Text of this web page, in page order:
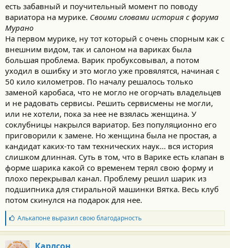
есть забавный и поучительный момент по поводу
вариатора на мурике. Своими словами история с форума
Мурано
На первом мурике, ну тот который с очень спорным как с
внешним видом, так и салоном на вариках была
большая проблема. Варик пробуксовывал, а потом
уходил в ошибку и это могло уже провялятся, начиная c
50 кило километров. По началу решалось только
заменой каробаса, что не могло не огорчать владельцев
и не радовать сервисы. Решить сервисмены не могли,
или не хотели, пока за нее не взялась женщина. У
соклубницы накрылся вариатор. Без популяционно его
приговорили к замене. Но женщина была не простая, а
кандидат каких-то там технических наук... вся история
слишком длинная. Суть в том, что в Варике есть клапан в
форме шарика какой со временем терял свою форму и
плохо перекрывал канал. Проблему решил шарик из
подшипника для стиральной машинки Вятка. Весь клуб
потом скинулся на подарок для нее.
Б
л
а
г
Алькапоневыразил свою благодарность
Карлсон